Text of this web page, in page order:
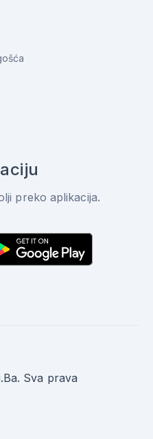
preko aplikacija.
Sva prava